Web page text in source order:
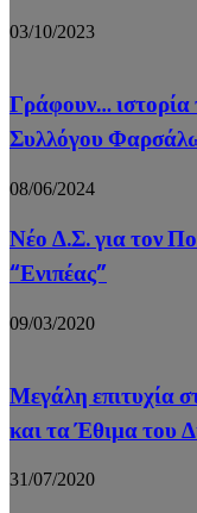
03/10/2023
Γράφουν… ιστορία
Συλλόγου
08/06/2024
Νέο Δ.Σ. για τον
“Ενιπέας”
09/03/2020
Μεγάλη επιτυχία
και τα Έθιμα του
31/07/2020